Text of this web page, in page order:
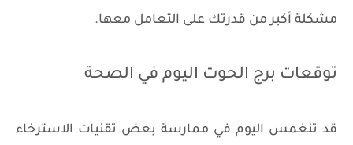
مشكلة أكبر من قدرتك على التعامل معها.
توقعات برج الحوت اليوم في الصحة
قد تنغمس اليوم في ممارسة بعض تقنيات الاسترخاء